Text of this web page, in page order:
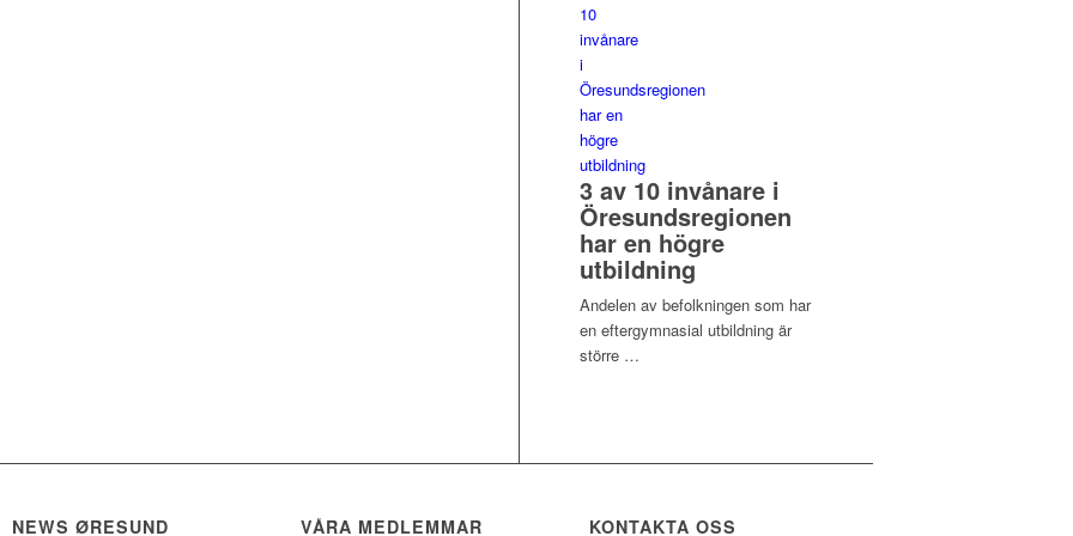
3 av 10 invånare i
Öresundsregionen
har en högre
utbildning
Andelen av befolkningen som har
en eftergymnasial utbildning är
större …
NEWS ØRESUND VÅRA MEDLEMMAR KONTAKTA OSS